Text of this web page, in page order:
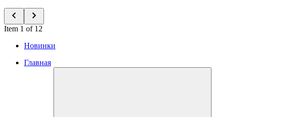
Item 1 of 12
Новинки
Главная